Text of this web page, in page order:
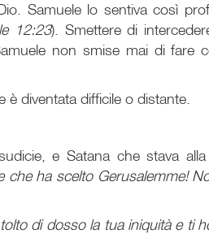
Samuele lo sentiva così
12:23). Smettere di
non smise mai di fare
diventata difficile o distante.
e Satana che stava
che ha scelto Gerusalemme!
di dosso la tua iniquità e ti